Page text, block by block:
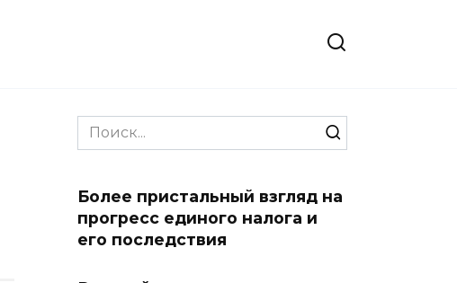
Search
for:
Более пристальный взгляд на
прогресс единого налога и
его последствия